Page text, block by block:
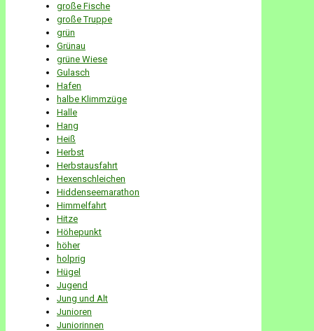
große Fische
große Truppe
grün
Grünau
grüne Wiese
Gulasch
Hafen
halbe Klimmzüge
Halle
Hang
Heiß
Herbst
Herbstausfahrt
Hexenschleichen
Hiddenseemarathon
Himmelfahrt
Hitze
Höhepunkt
höher
holprig
Hügel
Jugend
Jung und Alt
Junioren
Juniorinnen